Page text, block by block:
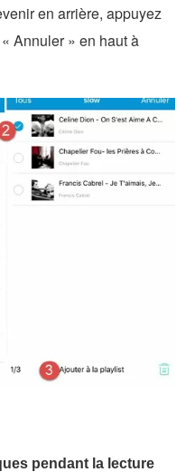
en arrière, appuyez
Annuler » en haut à
pendant la lecture